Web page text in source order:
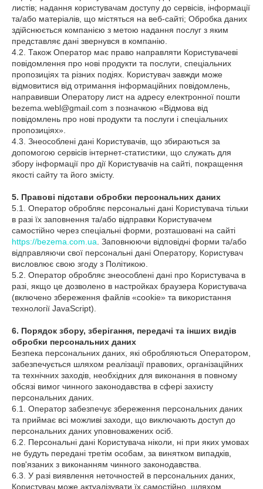
листів; надання користувачам доступу до сервісів, інформації
та/або матеріалів, що містяться на веб-сайті; Обробка даних
здійснюється компанією з метою надання послуг з яким
представляє дані звернувся в компанію.
4.2. Також Оператор має право направляти Користувачеві
повідомлення про нові продукти та послуги, спеціальних
пропозиціях та різних подіях. Користувач завжди може
відмовитися від отримання інформаційних повідомлень,
направивши Оператору лист на адресу електронної пошти
bezema.webl@gmail.com з позначкою «Відмова від
повідомлень про нові продукти та послуги і спеціальних
пропозиціях».
4.3. Знеособлені дані Користувачів, що збираються за
допомогою сервісів інтернет-статистики, що служать для
збору інформації про дії Користувачів на сайті, покращення
якості сайту та його змісту.
5. Правові підстави обробки персональних даних
5.1. Оператор обробляє персональні дані Користувача тільки
в разі їх заповнення та/або відправки Користувачем
самостійно через спеціальні форми, розташовані на сайті
https://bezema.com.ua . Заповнюючи відповідні форми та/або
відправляючи свої персональні дані Оператору, Користувач
висловлює свою згоду з Політикою.
5.2. Оператор обробляє знеособлені дані про Користувача в
разі, якщо це дозволено в настройках браузера Користувача
(включено збереження файлів «cookie» та використання
технології JavaScript).
6. Порядок збору, зберігання, передачі та інших видів
обробки персональних даних
Безпека персональних даних, які обробляються Оператором,
забезпечується шляхом реалізації правових, організаційних
та технічних заходів, необхідних для виконання в повному
обсязі вимог чинного законодавства в сфері захисту
персональних даних.
6.1. Оператор забезпечує збереження персональних даних
та приймає всі можливі заходи, що виключають доступ до
персональних даних уповноважених осіб.
6.2. Персональні дані Користувача ніколи, ні при яких умовах
не будуть передані третім особам, за винятком випадків,
пов'язаних з виконанням чинного законодавства.
6.3. У разі виявлення неточностей в персональних даних,
Користувач може актуалізувати їх самостійно, шляхом